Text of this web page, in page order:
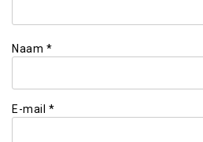
Naam *
E-mail *